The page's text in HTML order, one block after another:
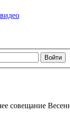
совещание